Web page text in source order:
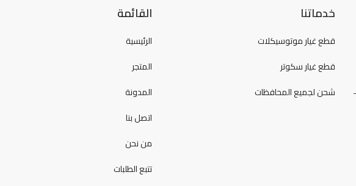
خدماتنا
قطع غيار موتوسيكلات
قطع غيار سكوتر
شحن لجميع المحافظات
القائمة
الرئيسية
المتجر
المدونة
اتصل بنا
من نحن
تتبع الطلبات